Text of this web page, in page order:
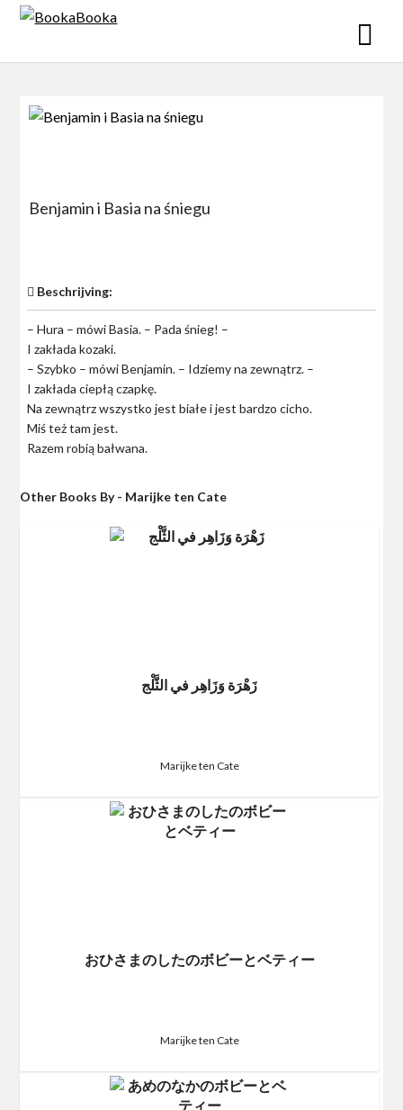
Skip
Benjamin i Basia na śniegu
Beschrijving:
– Hura – mówi Basia. – Pada śnieg! –
I zakłada kozaki.
– Szybko – mówi Benjamin. – Idziemy na zewnątrz. –
I zakłada ciepłą czapkę.
Na zewnątrz wszystko jest białe i jest bardzo cicho.
Miś też tam jest.
Razem robią bałwana.
Other Books By - Marijke ten Cate
زَهْرَة وَزَاهِر في الثَّلْج
Marijke ten Cate
おひさまのしたのボビーとベティー
Marijke ten Cate